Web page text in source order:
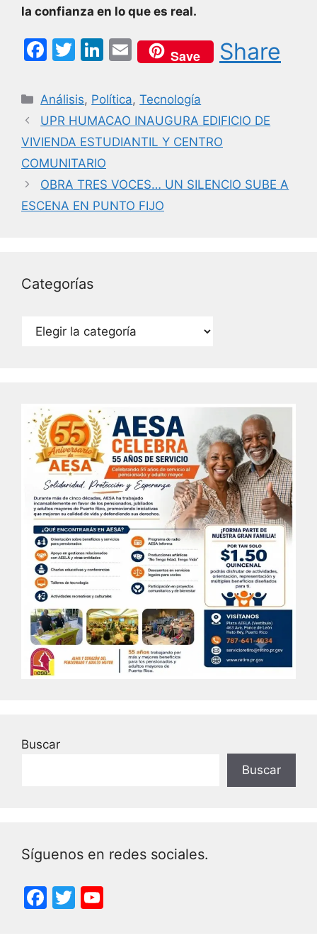
la confianza en lo que es real.
F
c
e
b
o
o
k
T
itt
er
Li
k
e
dI
n
E
m
ai
l
Save Share
Categorías
Análisis, Política,Tecnología
UPR HUMACAO INAUGURA EDIFICIO DE
VIVIENDA ESTUDIANTIL Y CENTRO
COMUNITARIO
OBRA TRES VOCES… UN SILENCIO SUBE A
ESCENA EN PUNTO FIJO
Categorías
Categorías
Buscar
Buscar
Síguenos en redes sociales.
F
T